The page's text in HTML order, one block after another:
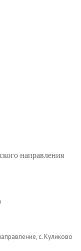
направления
с. Куликово